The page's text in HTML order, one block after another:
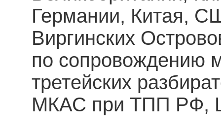
Германии, Китая,
Виргинских
по сопровождению
третейских
МКАС при ТПП РФ,